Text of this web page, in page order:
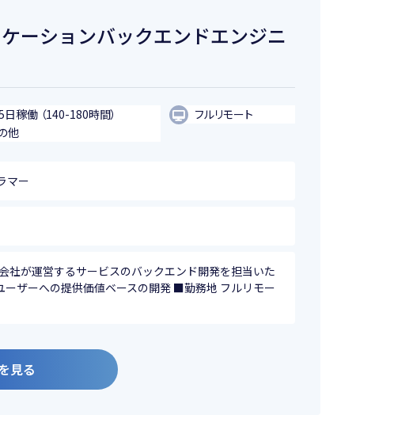
ケーションバックエンドエンジニ
日稼働 （140-180時間）
フルリモート
他
マー
社が運営するサービスのバックエンド開発を担当いた
ーザーへの提供価値ベースの開発 ■勤務地 フルリモー
見る